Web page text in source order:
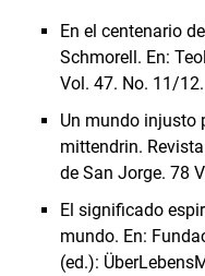
En el centenario
Schmorell. En:
Vol. 47. No. 11/
Un mundo injusto
mittendrin.
de San Jorge. 78
El significado
mundo. En:
(ed.):